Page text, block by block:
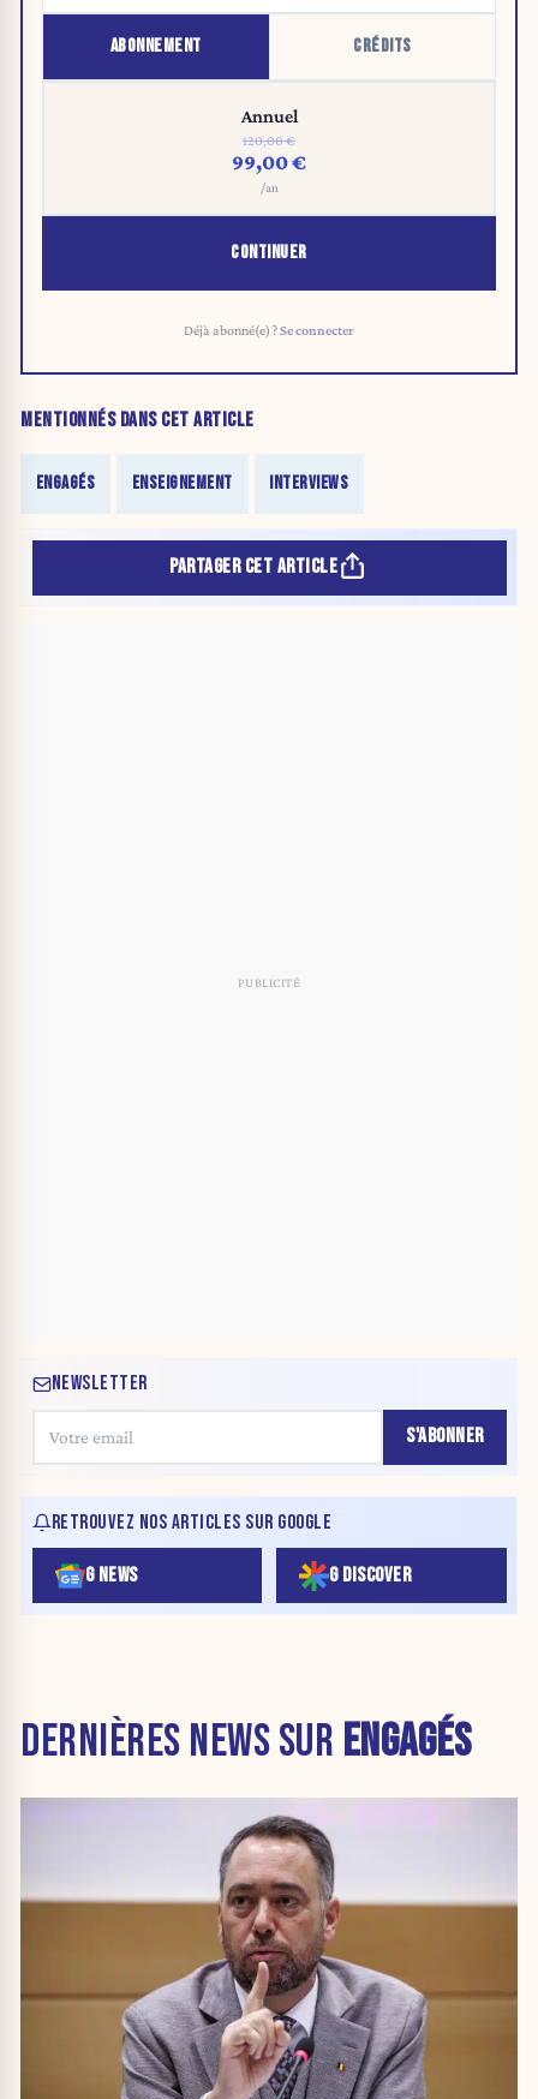
ABONNEMENT CRÉDITS
Annuel
120,00 €
99,00 €
/an
CONTINUER
Déjà abonné(e) ?Se connecter
MENTIONNÉS DANS CET ARTICLE
ENGAGÉS ENSEIGNEMENT INTERVIEWS
PARTAGER CET ARTICLE
NEWSLETTER
S'ABONNER
RETROUVEZ NOS ARTICLES SUR GOOGLE
G NEWS G DISCOVER
DERNIÈRES NEWS SUR ENGAGÉS